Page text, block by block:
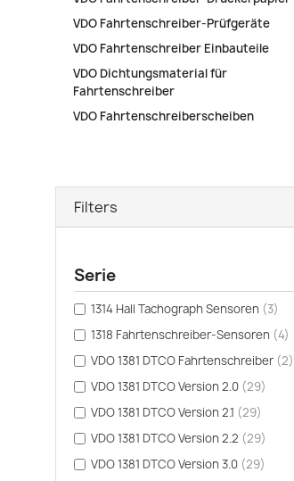
VDO Fahrtenschreiber-Prüfgeräte
VDO Fahrtenschreiber Einbauteile
VDO Dichtungsmaterial für
Fahrtenschreiber
VDO Fahrtenschreiberscheiben
Filters
Serie
1314 Hall Tachograph Sensoren (3)
1318 Fahrtenschreiber-Sensoren (4)
VDO 1381 DTCO Fahrtenschreiber (2)
VDO 1381 DTCO Version 2.0 (29)
VDO 1381 DTCO Version 2.1 (29)
VDO 1381 DTCO Version 2.2 (29)
VDO 1381 DTCO Version 3.0 (29)